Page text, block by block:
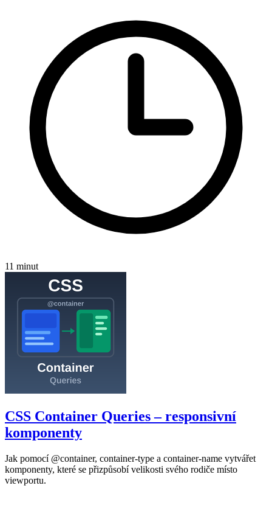
11 minut
CSS Container Queries – responsivní
komponenty
Jak pomocí @container, container-type a container-name vytvářet
komponenty, které se přizpůsobí velikosti svého rodiče místo
viewportu.